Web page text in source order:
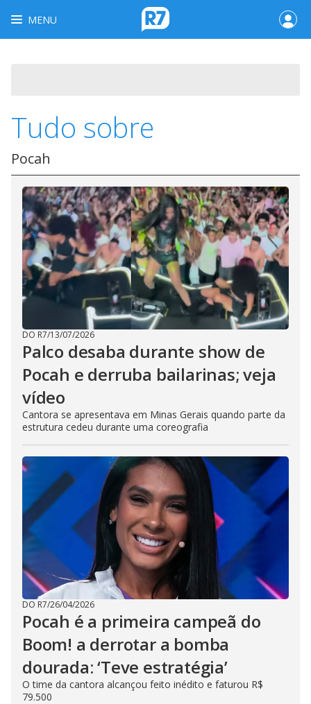
MENU
Tudo sobre
Pocah
DO R7/13/07/2026
Palco desaba durante show de
Pocah e derruba bailarinas; veja
vídeo
Cantora se apresentava em Minas Gerais quando parte da
estrutura cedeu durante uma coreografia
DO R7/26/04/2026
Pocah é a primeira campeã do
Boom! a derrotar a bomba
dourada: ‘Teve estratégia’
O time da cantora alcançou feito inédito e faturou R$
79.500